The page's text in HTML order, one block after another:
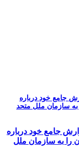
جامع خود درباره
را به سازمان ملل